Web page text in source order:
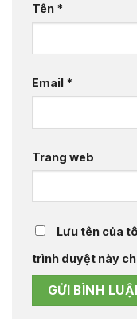
Tên *
Email *
Trang web
Lưu tên của
trình duyệt này